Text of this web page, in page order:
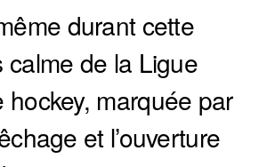
durant cette
calme de la Ligue
hockey, marquée par
et l’ouverture